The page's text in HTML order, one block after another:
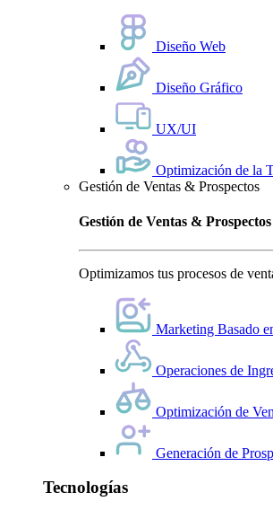
Diseño Web
Diseño Gráfico
UX/UI
Optimización de la
Gestión de Ventas & Prospectos
Gestión de Ventas & Prospectos
Optimizamos tus procesos de
Marketing Basado
Operaciones de
Optimización de
Generación de
Tecnologías